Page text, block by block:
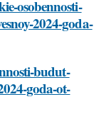
osobennosti-
2024-goda-
budut-
goda-ot-